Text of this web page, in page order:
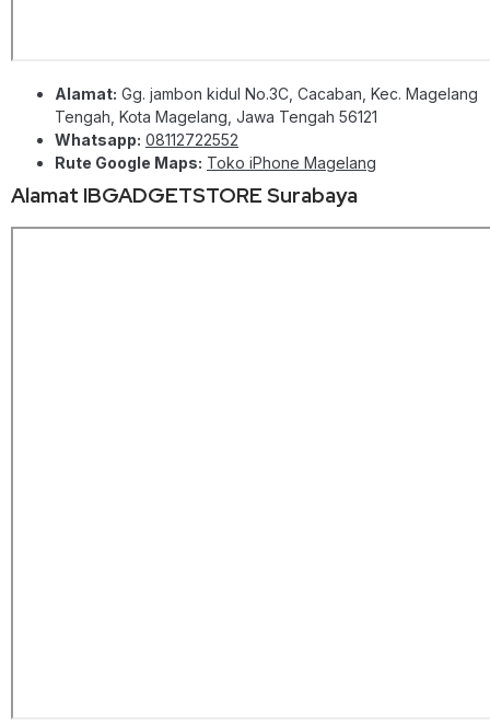
Alamat: Gg. jambon kidul No.3C, Cacaban, Kec. Magelang
Tengah, Kota Magelang, Jawa Tengah 56121
Whatsapp: 08112722552
Rute Google Maps: Toko iPhone Magelang
Alamat IBGADGETSTORE Surabaya